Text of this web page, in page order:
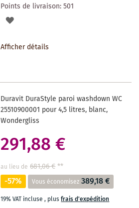
Points de livraison:501
AJOUTER
SOUHAITS
Afficher détails
Duravit DuraStyle paroi washdown WC
25510900001 pour 4,5 litres, blanc,
Wondergliss
291,88 €
au lieu de 681,06 €**
-57% Vous économisez 389,18 €
19% VAT incluse, plusfrais d'expédition